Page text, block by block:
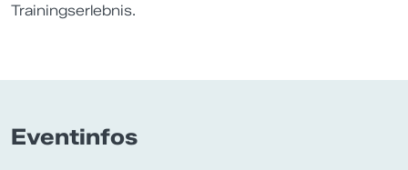
Trainingserlebnis.
Eventinfos